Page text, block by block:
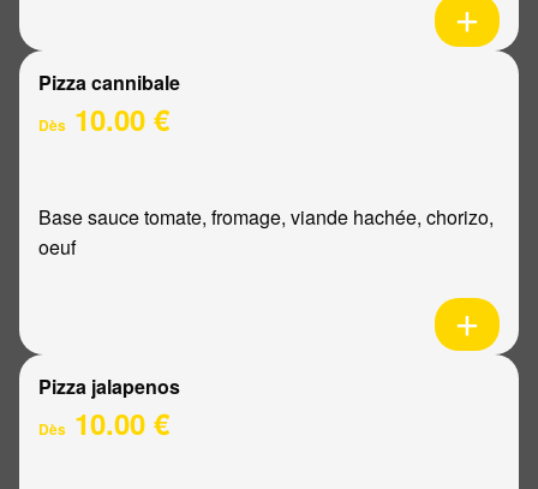
Pizza cannibale
Dès 10.00 €
Base sauce tomate, fromage, viande hachée, chorizo,
oeuf
Pizza jalapenos
Dès 10.00 €